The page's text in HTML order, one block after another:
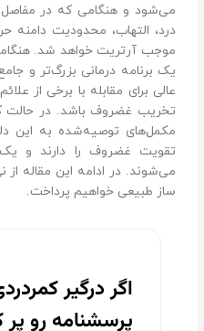
می‌شود و هنگامی که در مفاصل
درد، التهاب، محدودیت
موجب آرتریت خواهد شد.
یک برنامه درمانی بزرگ‌تر و
عالی برای مقابله با برخی از
تخریب غضروف باشد. در حالت
مکمل‌های توصیه‌شده به این
تقویت غضروف را دارند و
می‌شوند. در ادامه این مقاله
ساز طبیعی خواهیم پرداخت.